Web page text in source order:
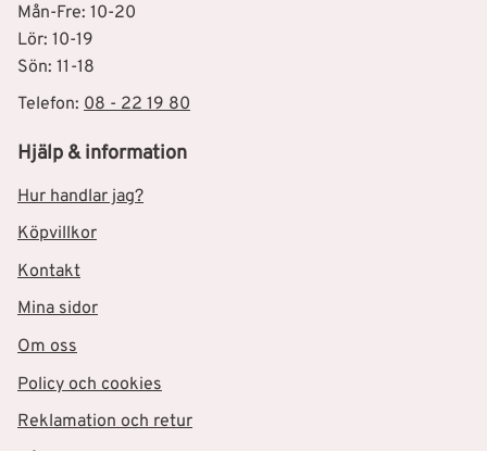
Mån-Fre: 10-20
Lör: 10-19
Sön: 11-18
Telefon: 08 - 22 19 80
Hjälp & information
Hur handlar jag?
Köpvillkor
Kontakt
Mina sidor
Om oss
Policy och cookies
Reklamation och retur